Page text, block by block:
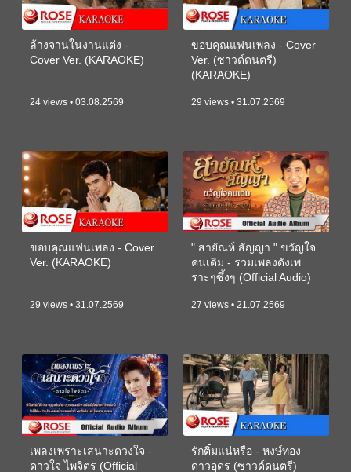
ล้างจานในงานแต่ง -
Cover Ver. (KARAOKE)
24 views • 03.08.2569
ขอบคุณแฟนเพลง - Cover
Ver. (ซาวด์ดนตรี)
(KARAOKE)
29 views • 31.07.2569
ขอบคุณแฟนเพลง - Cover
Ver. (KARAOKE)
29 views • 31.07.2569
" สายัณห์ สัญญา " ขวัญใจ
คนเดิม - รวมเพลงดังเพ
ราะๆซึ้งๆ (Official Audio)
27 views • 21.07.2569
เพลงเพราะเสนาะดวงใจ -
ดาวใจ ไพจิตร (Official
รักติ๋มแน่หรือ - หงษ์ทอง
ดาวอุดร (ซาวด์ดนตรี)